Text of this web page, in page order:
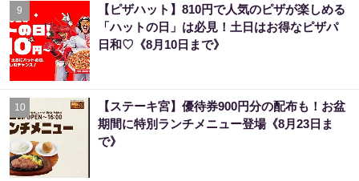
9
【ピザハット】810円で人気のピザが楽しめる
「ハットの日」は必見！土日はお得なピザパ
日和♡《8月10日まで》
10
【ステーキ宮】優待券900円分の配布も！お盆
期間に特別ランチメニュー登場《8月23日ま
で》